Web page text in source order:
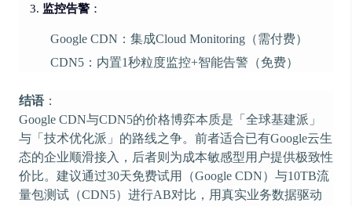
监控告警 ：
Google CDN：集成Cloud Monitoring（需付费）
CDN5：内置1秒粒度监控+智能告警（免费）
结语 ：
Google CDN与CDN5的价格博弈本质是「全球基建派」
与「技术优化派」的路线之争。前者适合已有Google云生
态的企业顺滑接入，后者则为成本敏感型用户提供极致性
价比。建议通过30天免费试用（Google CDN）与10TB流
量包测试（CDN5）进行AB对比，用真实业务数据驱动